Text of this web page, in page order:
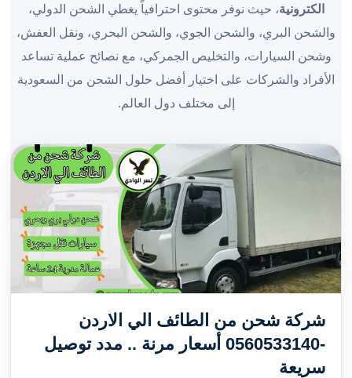
الكترونية، حيث نوفر محتوى احترافياً يغطي الشحن الدولي،
والشحن البري، والشحن الجوي، والشحن البحري، ونقل العفش،
وشحن السيارات، والتخليص الجمركي، مع نصائح عملية تساعد
الأفراد والشركات على اختيار أفضل حلول الشحن من السعودية
إلى مختلف دول العالم.
شركة شحن من الطائف الي الاردن
-0560533140 أسعار مرنة .. مدد توصيل
سريعة